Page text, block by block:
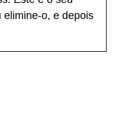
elimine-o, e depois